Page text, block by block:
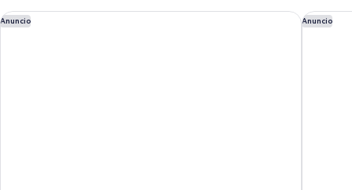
Anuncio
UNFRAMED, Autograph Collection Anuncio
The St.